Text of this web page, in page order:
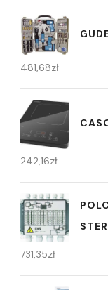
481,68zł
242,16zł
731,35zł